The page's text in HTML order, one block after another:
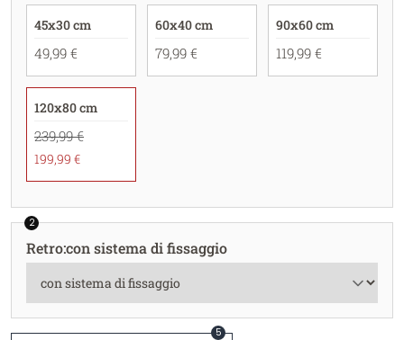
45x30 cm
49,99 €
60x40 cm
79,99 €
90x60 cm
119,99 €
120x80 cm
239,99 €
199,99 €
2
Retro:con sistema di fissaggio
5